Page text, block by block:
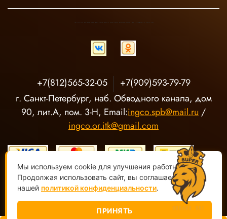
+7(812)565-32-05
+7(909)593-79-79
г. Санкт-Петербург, наб. Обводного канала, дом
90, лит.А, пом. 3-Н, Email:ingco.spb@mail.ru /
ingco.or.itk@gmail.com
ООО "О-Р ИТК" Магазин электроинструмента INGCO ©2020-
2026, Все права защищены
Мы используем cookie для улучшения работы сайта.
Продолжая использовать сайт, вы соглашаетесь с
нашей политикой конфиденциальности.
ПРИНЯТЬ